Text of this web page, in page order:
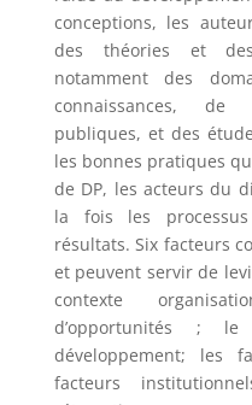
conceptions, les
des théories et
notamment des
connaissances, de
publiques, et des
les bonnes pratiques
de DP, les acteurs du
la fois les
résultats. Six facteurs
et peuvent servir de
contexte
d’opportunités ;
développement; les
facteurs